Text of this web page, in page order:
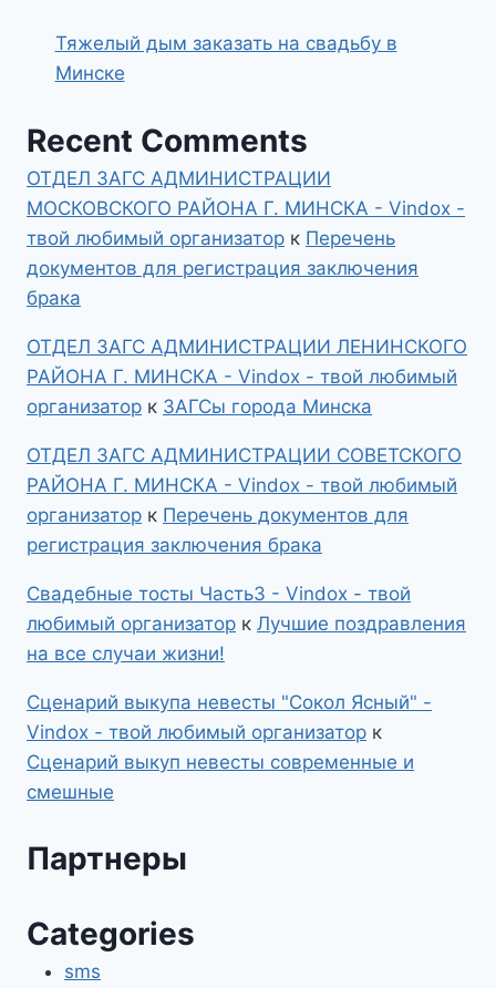
Тяжелый дым заказать на свадьбу в
Минске
Recent Comments
ОТДЕЛ ЗАГС АДМИНИСТРАЦИИ
МОСКОВСКОГО РАЙОНА Г. МИНСКА - Vindox -
твой любимый организатор к Перечень
документов для регистрация заключения
брака
ОТДЕЛ ЗАГС АДМИНИСТРАЦИИ ЛЕНИНСКОГО
РАЙОНА Г. МИНСКА - Vindox - твой любимый
организатор к ЗАГСы города Минска
ОТДЕЛ ЗАГС АДМИНИСТРАЦИИ СОВЕТСКОГО
РАЙОНА Г. МИНСКА - Vindox - твой любимый
организатор к Перечень документов для
регистрация заключения брака
Свадебные тосты Часть3 - Vindox - твой
любимый организатор к Лучшие поздравления
на все случаи жизни!
Сценарий выкупа невесты "Сокол Ясный" -
Vindox - твой любимый организатор к
Сценарий выкуп невесты современные и
смешные
Партнеры
Categories
sms